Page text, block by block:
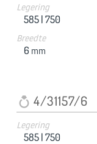
Legering
585 |750
Breedte
6 mm
4/31157/6
Legering
585 |750